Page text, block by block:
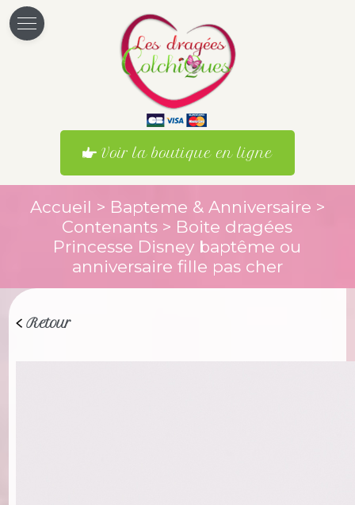
Voir la boutique en ligne
Accueil > Bapteme & Anniversaire >
Contenants > Boite dragées
Princesse Disney baptême ou
anniversaire fille pas cher
Retour